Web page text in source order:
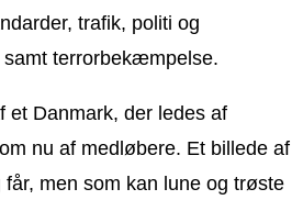
trafik, politi og
terrorbekæmpelse.
et Danmark, der ledes af
nu af medløbere. Et billede af
men som kan lune og trøste